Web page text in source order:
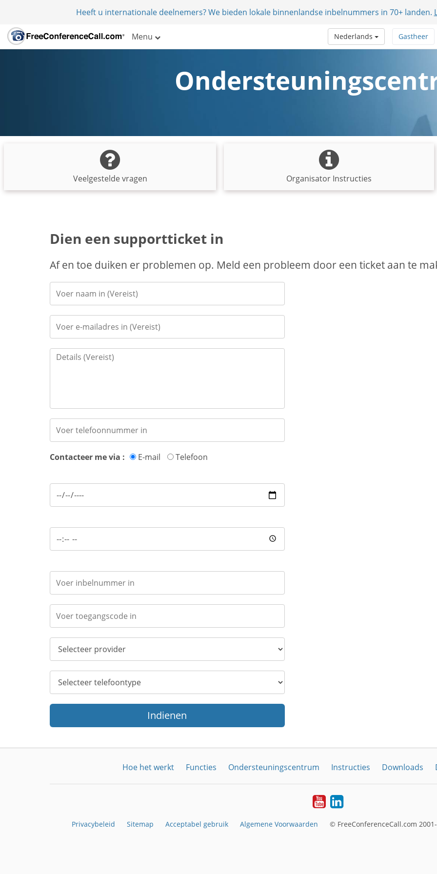
Heeft u internationale deelnemers? We bieden lokale binnenlandse inbelnummers in 70+ landen.
Menu Gastheer
Nederlands
Veelgestelde vragen Organisator Instructies
Dien een supportticket in
Af en toe duiken er problemen op. Meld een probleem door een ticket aan te
Contacteer me via : E-mail Telefoon
Indienen
Hoe het werkt Functies Ondersteuningscentrum Instructies Downloads
YouTubeLinkedIn
Privacybeleid Sitemap Acceptabel gebruik Algemene Voorwaarden © FreeConferenceCall.com